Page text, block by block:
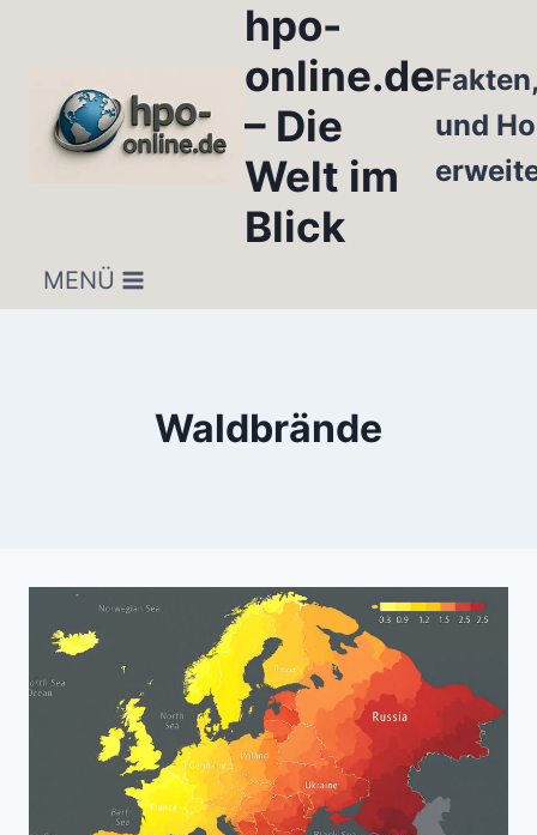
hpo-
online.de
– Die
Welt im
Blick
und
MENÜ
Waldbrände